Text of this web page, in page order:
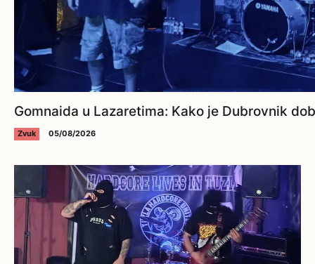
Gomnaida u Lazaretima: Kako je Dubrovnik
Zvuk 05/08/2026